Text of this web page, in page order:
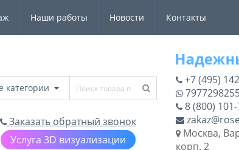
Наши работы Новости Контакты
категории
Заказать обратный звонок
Услуга 3D визуализации
+7 (495)
8 (800)
Москва,
корп. 2